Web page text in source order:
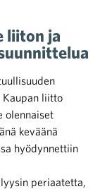
liiton ja
Kaupan liitto
olennaiset
keväänä
hyödynnettiin
periaatetta,